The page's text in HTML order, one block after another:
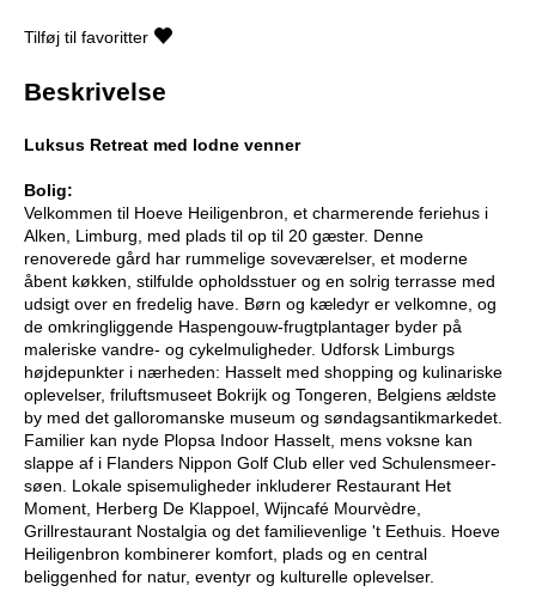
Tilføj til favoritter
Beskrivelse
Luksus Retreat med lodne venner
Bolig:
Velkommen til Hoeve Heiligenbron, et charmerende feriehus i
Alken, Limburg, med plads til op til 20 gæster. Denne
renoverede gård har rummelige soveværelser, et moderne
åbent køkken, stilfulde opholdsstuer og en solrig terrasse med
udsigt over en fredelig have. Børn og kæledyr er velkomne, og
de omkringliggende Haspengouw-frugtplantager byder på
maleriske vandre- og cykelmuligheder. Udforsk Limburgs
højdepunkter i nærheden: Hasselt med shopping og kulinariske
oplevelser, friluftsmuseet Bokrijk og Tongeren, Belgiens ældste
by med det galloromanske museum og søndagsantikmarkedet.
Familier kan nyde Plopsa Indoor Hasselt, mens voksne kan
slappe af i Flanders Nippon Golf Club eller ved Schulensmeer-
søen. Lokale spisemuligheder inkluderer Restaurant Het
Moment, Herberg De Klappoel, Wijncafé Mourvèdre,
Grillrestaurant Nostalgia og det familievenlige 't Eethuis. Hoeve
Heiligenbron kombinerer komfort, plads og en central
beliggenhed for natur, eventyr og kulturelle oplevelser.